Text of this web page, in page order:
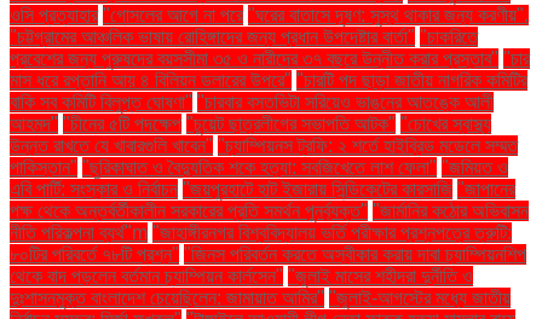
ওসি প্রত্যাহার "গোসলের আগে না পরে "ঘরের বাতাসে দূষণ: সুস্থ থাকার জন্য করণীয়".
"চট্টগ্রামের আঞ্চলিক ভাষায় রোহিঙ্গাদের জন্য প্রধান উপদেষ্টার বার্তা" "চাকরিতে
প্রবেশের জন্য পুরুষদের বয়সসীমা ৩৫ ও নারীদের ৩৭ বছরে উন্নীত করার প্রস্তাব" "চার
মাস ধরে রপ্তানি আয় ৪ বিলিয়ন ডলারের উপরে" "চারটি পদ ছাড়া জাতীয় নাগরিক কমিটির
বাকি সব কমিটি বিলুপ্ত ঘোষণা" "চারবার বসতভিটা সরিয়েও ভাঙনের আতঙ্কে আলী
আহমদ" "চীনের ৫টি পদক্ষেপ "চুয়েট ছাত্রলীগের সভাপতি আটক" "চোখের স্বাস্থ্য
উন্নত রাখতে যে খাবারগুলি খাবেন" "চ্যাম্পিয়নস ট্রফি: ২ শর্তে হাইব্রিড মডেলে সম্মত
পাকিস্তান" "ছুরিকাঘাত ও বৈদ্যুতিক শকে হত্যা: সবজিখেতে লাশ ফেলা" "জমিয়ত ও
এবি পার্টি: সংস্কার ও নির্বাচন "জয়পুরহাটে হাট ইজারায় সিন্ডিকেটের কারসাজি "জাপানের
পক্ষ থেকে অন্তর্বর্তীকালীন সরকারের প্রতি সমর্থন পুনর্ব্যক্ত" "জার্মানির কঠোর অভিবাসন
নীতি পরিকল্পনা ব্যর্থ"m "জাহাঙ্গীরনগর বিশ্ববিদ্যালয় ভর্তি পরীক্ষার প্রশ্নপত্রে ত্রুটি:
৮০টির পরিবর্তে ৭৮টি প্রশ্ন" "জিনস পরিবর্তন করতে অস্বীকার করায় দাবা চ্যাম্পিয়নশিপ
থেকে বাদ পড়লেন বর্তমান চ্যাম্পিয়ন কার্লসেন" "জুলাই মাসের শহীদরা দুর্নীতি ও
দুঃশাসনমুক্ত বাংলাদেশ চেয়েছিলেন: জামায়াত আমির" "জুলাই-আগস্টের মধ্যে জাতীয়